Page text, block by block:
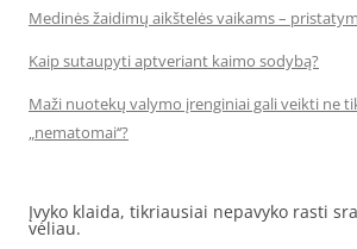
Medinės žaidimų aikštelės vaikams –
Kaip sutaupyti aptveriant kaimo sodybą?
Maži nuotekų valymo įrenginiai gali veikti ne
„nematomai‘‘?
Įvyko klaida, tikriausiai nepavyko rasti
vėliau.